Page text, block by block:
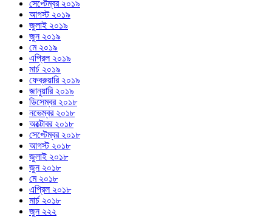
সেপ্টেম্বর ২০১৯
আগস্ট ২০১৯
জুলাই ২০১৯
জুন ২০১৯
মে ২০১৯
এপ্রিল ২০১৯
মার্চ ২০১৯
ফেব্রুয়ারি ২০১৯
জানুয়ারি ২০১৯
ডিসেম্বর ২০১৮
নভেম্বর ২০১৮
অক্টোবর ২০১৮
সেপ্টেম্বর ২০১৮
আগস্ট ২০১৮
জুলাই ২০১৮
জুন ২০১৮
মে ২০১৮
এপ্রিল ২০১৮
মার্চ ২০১৮
জুন ২২২